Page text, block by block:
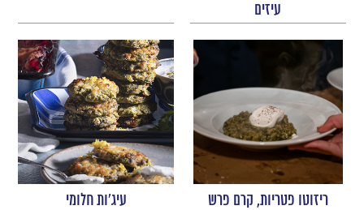
עיזים
ריזוטו פטריות, קרם פרש
עיג'ות חלומי